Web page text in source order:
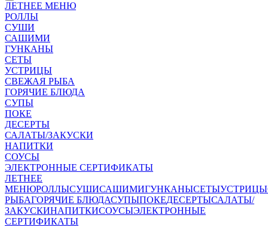
ЛЕТНЕЕ МЕНЮ
РОЛЛЫ
СУШИ
САШИМИ
ГУНКАНЫ
СЕТЫ
УСТРИЦЫ
СВЕЖАЯ РЫБА
ГОРЯЧИЕ БЛЮДА
СУПЫ
ПОКЕ
ДЕСЕРТЫ
САЛАТЫ/ЗАКУСКИ
НАПИТКИ
СОУСЫ
ЭЛЕКТРОННЫЕ СЕРТИФИКАТЫ
ЛЕТНЕЕ
МЕНЮРОЛЛЫСУШИСАШИМИГУНКАНЫСЕТЫУСТРИЦЫ
РЫБАГОРЯЧИЕ БЛЮДАСУПЫПОКЕДЕСЕРТЫСАЛАТЫ/
ЗАКУСКИНАПИТКИСОУСЫЭЛЕКТРОННЫЕ
СЕРТИФИКАТЫ